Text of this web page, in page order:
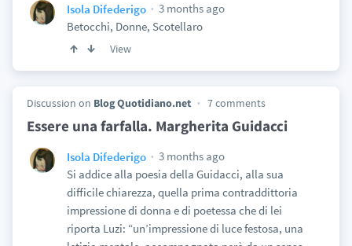
Isola Difederigo
3 months ago
Betocchi, Donne, Scotellaro
View
Discussion on Blog Quotidiano.net 7 comments
Essere una farfalla. Margherita Guidacci
Isola Difederigo
3 months ago
Si addice alla poesia della Guidacci, alla sua
difficile chiarezza, quella prima contraddittoria
impressione di donna e di poetessa che di lei
riporta Luzi: “un’impressione di luce festosa, una